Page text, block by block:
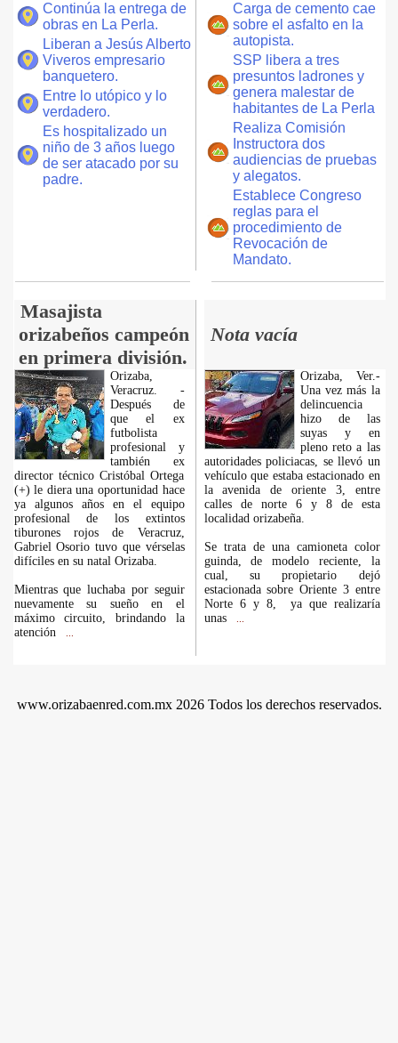
Continúa la entrega de
obras en La Perla.
Liberan a Jesús Alberto
Viveros empresario
banquetero.
Entre lo utópico y lo
verdadero.
Es hospitalizado un
niño de 3 años luego
de ser atacado por su
padre.
Carga de cemento cae
sobre el asfalto en la
autopista.
SSP libera a tres
presuntos ladrones y
genera malestar de
habitantes de La Perla
Realiza Comisión
Instructora dos
audiencias de pruebas
y alegatos.
Establece Congreso
reglas para el
procedimiento de
Revocación de
Mandato.
Masajista
orizabeños campeón
en primera división.
Nota vacía
Orizaba,
Veracruz. -
Después de
que el ex
futbolista
profesional y
también ex
director técnico Cristóbal Ortega
(+) le diera una oportunidad hace
ya algunos años en el equipo
profesional de los extintos
tiburones rojos de Veracruz,
Gabriel Osorio tuvo que vérselas
difíciles en su natal Orizaba.
Mientras que luchaba por seguir
nuevamente su sueño en el
máximo circuito, brindando la
atención
Orizaba, Ver.-
Una vez más la
delincuencia
hizo de las
suyas y en
pleno reto a las
autoridades policiacas, se llevó un
vehículo que estaba estacionado en
la avenida de oriente 3, entre
calles de norte 6 y 8 de esta
localidad orizabeña.
Se trata de una camioneta color
guinda, de modelo reciente, la
cual, su propietario dejó
estacionada sobre Oriente 3 entre
Norte 6 y 8, ya que realizaría
unas
www.orizabaenred.com.mx 2026 Todos los derechos reservados.